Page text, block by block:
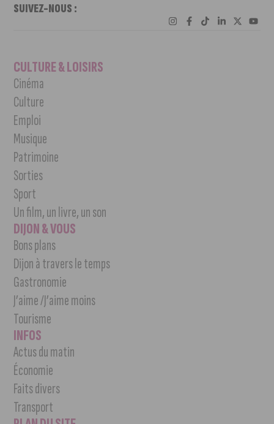
SUIVEZ-NOUS :
CULTURE & LOISIRS
Cinéma
Culture
Emploi
Musique
Patrimoine
Sorties
Sport
Un film, un livre, un son
DIJON & VOUS
Bons plans
Dijon à travers le temps
Gastronomie
J’aime /J’aime moins
Tourisme
INFOS
Actus du matin
Économie
Faits divers
Transport